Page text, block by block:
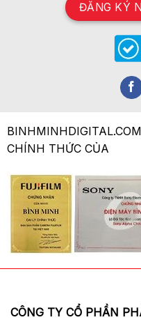
ĐĂNG KÝ
CHÍNH THỨC CỦA
CÔNG TY CỔ PHẦN